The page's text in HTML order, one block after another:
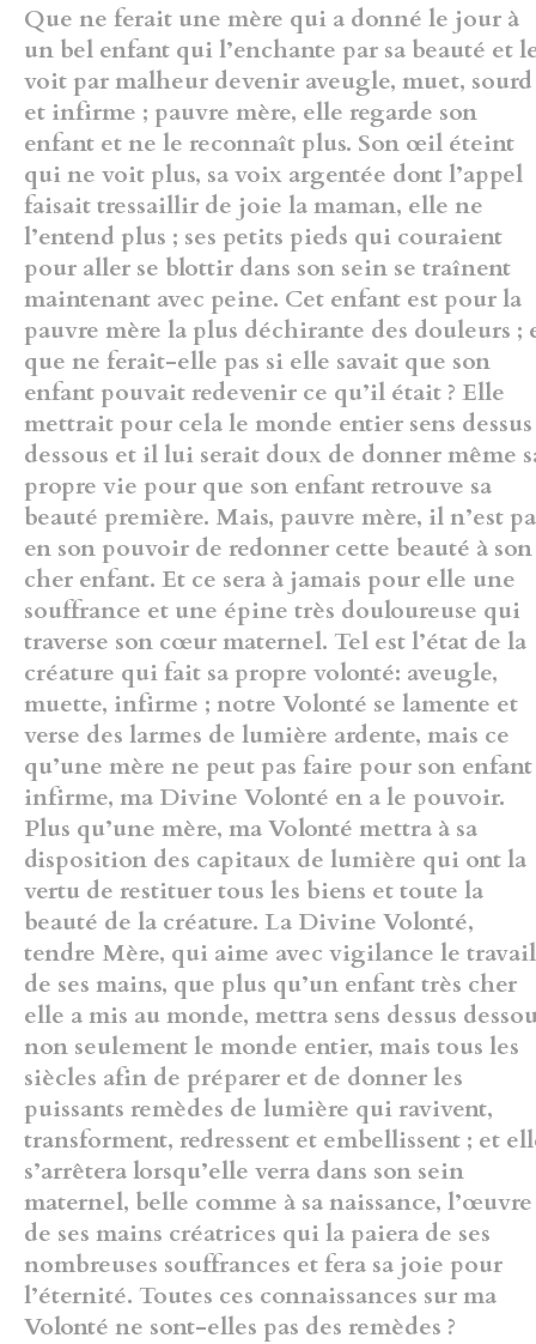
Que ne ferait une mère qui a donné le jour à
un bel enfant qui l’enchante par sa beauté et
voit par malheur devenir aveugle, muet, sourd
et infirme ; pauvre mère, elle regarde son
enfant et ne le reconnaît plus. Son œil éteint
qui ne voit plus, sa voix argentée dont l’appel
faisait tressaillir de joie la maman, elle ne
l’entend plus ; ses petits pieds qui couraient
pour aller se blottir dans son sein se traînent
maintenant avec peine. Cet enfant est pour la
pauvre mère la plus déchirante des douleurs ;
que ne ferait-elle pas si elle savait que son
enfant pouvait redevenir ce qu’il était ? Elle
mettrait pour cela le monde entier sens dessus
dessous et il lui serait doux de donner même
propre vie pour que son enfant retrouve sa
beauté première. Mais, pauvre mère, il n’est
en son pouvoir de redonner cette beauté à son
cher enfant. Et ce sera à jamais pour elle une
souffrance et une épine très douloureuse qui
traverse son cœur maternel. Tel est l’état de la
créature qui fait sa propre volonté: aveugle,
muette, infirme ; notre Volonté se lamente et
verse des larmes de lumière ardente, mais ce
qu’une mère ne peut pas faire pour son enfant
infirme, ma Divine Volonté en a le pouvoir.
Plus qu’une mère, ma Volonté mettra à sa
disposition des capitaux de lumière qui ont la
vertu de restituer tous les biens et toute la
beauté de la créature. La Divine Volonté,
tendre Mère, qui aime avec vigilance le travail
de ses mains, que plus qu’un enfant très cher
elle a mis au monde, mettra sens dessus
non seulement le monde entier, mais tous les
siècles afin de préparer et de donner les
puissants remèdes de lumière qui ravivent,
transforment, redressent et embellissent ; et
s’arrêtera lorsqu’elle verra dans son sein
maternel, belle comme à sa naissance, l’œuvre
de ses mains créatrices qui la paiera de ses
nombreuses souffrances et fera sa joie pour
l’éternité. Toutes ces connaissances sur ma
Volonté ne sont-elles pas des remèdes ?